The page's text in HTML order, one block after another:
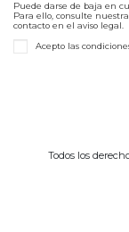
Puede darse de baja en
Para ello, consulte
contacto en el aviso legal.
Acepto las
Todos los